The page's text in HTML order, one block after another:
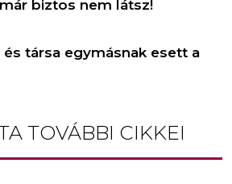
biztos nem látsz!
és társa egymásnak esett a
TOVÁBBI CIKKEI